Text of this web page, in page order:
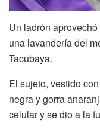
Un ladrón
una lavandería del
Tacubaya.
El sujeto, vestido
negra y gorra
celular y se dio a la